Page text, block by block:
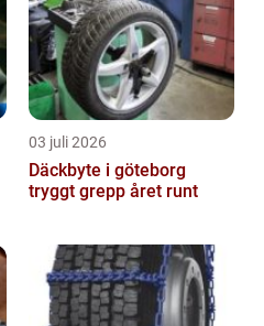
03 juli 2026
Däckbyte i göteborg
tryggt grepp året runt